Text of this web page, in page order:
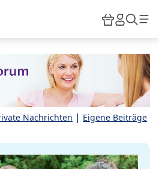
HiPP
Nachrichten | Eigene Beiträge